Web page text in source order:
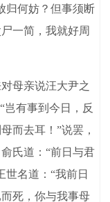
归何妨？但事须断
一简，我就好周
母亲说汪大尹之
岂有事到今日，反
而去耳！”说罢，
氏道：“前日与君
世名道：“我前日
死，你与我事母